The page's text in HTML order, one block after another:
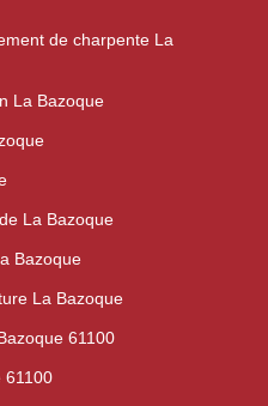
de charpente La
La Bazoque
La Bazoque
Bazoque
La Bazoque
61100
61100